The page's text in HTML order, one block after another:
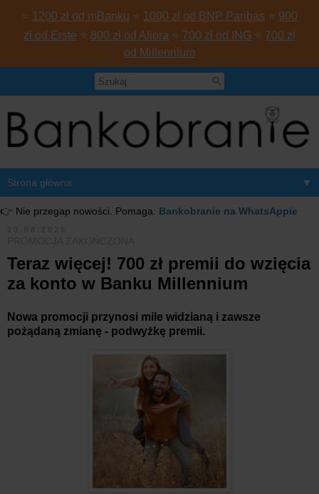
⭐ 1200 zł od mBanku ⭐ 1000 zł od BNP Paribas ⭐ 900
zł od Erste ⭐ 800 zł od Aliora ⭐ 700 zł od ING ⭐ 700 zł
od Millennium
▼
👉 Nie przegap nowości. Pomaga: Bankobranie na WhatsAppie
Teraz więcej! 700 zł premii do wzięcia
za konto w Banku Millennium
Nowa promocji przynosi mile widzianą i zawsze
pożądaną zmianę - podwyżkę premii.